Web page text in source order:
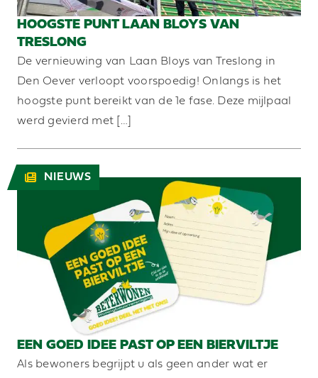
HOOGSTE PUNT LAAN BLOYS VAN
TRESLONG
De vernieuwing van Laan Bloys van Treslong in
Den Oever verloopt voorspoedig! Onlangs is het
hoogste punt bereikt van de 1e fase. Deze mijlpaal
werd gevierd met […]
NIEUWS
EEN GOED IDEE PAST OP EEN BIERVILTJE
Als bewoners begrijpt u als geen ander wat er